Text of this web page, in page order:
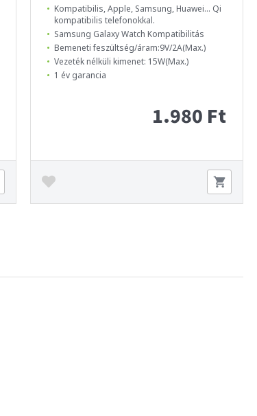
Kompatibilis, Apple, Samsung, Huawei... Qi
kompatibilis telefonokkal.
Samsung Galaxy Watch Kompatibilitás
Bemeneti feszültség/áram:9V/2A(Max.)
Vezeték nélküli kimenet: 15W(Max.)
1 év garancia
1.980 Ft